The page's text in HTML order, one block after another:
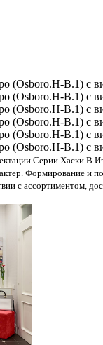
Серии Хаски В.
Формирование и
с ассортиментом,